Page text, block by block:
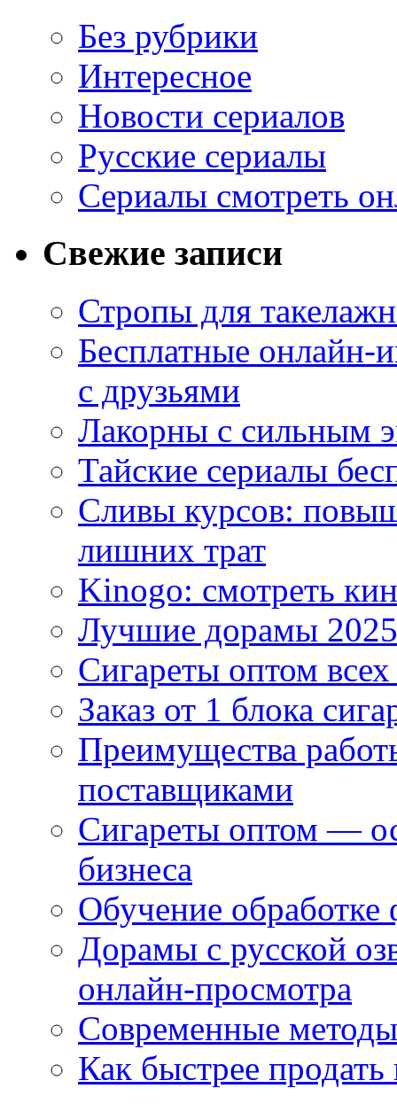
Без рубрики
Интересное
Новости сериалов
Русские сериалы
Сериалы смотреть
Свежие записи
Стропы для
Бесплатные
с друзьями
Лакорны с сильным
Тайские сериалы
Сливы курсов:
лишних трат
Kinogo: смотреть
Лучшие дорамы
Сигареты оптом
Заказ от 1 блока
Преимущества
поставщиками
Сигареты оптом —
бизнеса
Обучение
Дорамы с русской
онлайн-просмотра
Современные
Как быстрее